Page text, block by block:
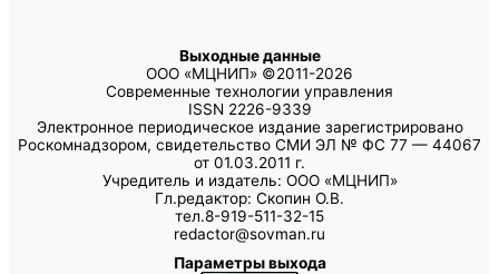
Выходные данные
ООО «МЦНИП» ©2011-2026
Современные технологии управления
ISSN 2226-9339
Электронное периодическое издание зарегистрировано
Роскомнадзором, свидетельство СМИ ЭЛ № ФС 77 — 44067
от 01.03.2011 г.
Учредитель и издатель: ООО «МЦНИП»
Гл.редактор: Скопин О.В.
тел.8-919-511-32-15
redactor@sovman.ru
Параметры выхода